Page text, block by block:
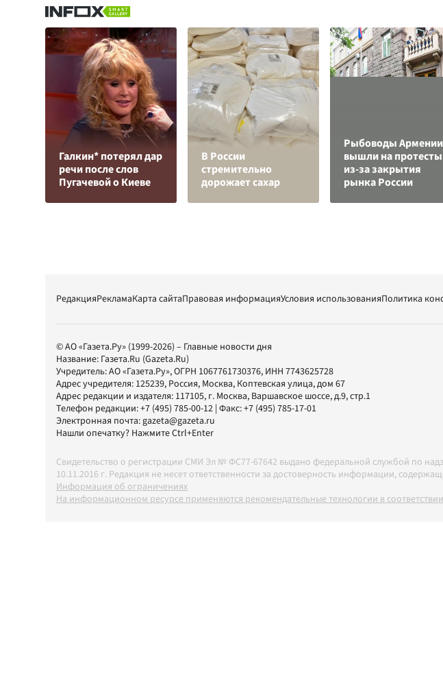
Галкин* потерял дар
речи после слов
Пугачевой о Киеве
В России
стремительно
дорожает сахар
Рыбоводы Армении
вышли на протесты
из-за закрытия
рынка России
РедакцияРекламаКарта сайтаПравовая информацияУсловия использованияПолитика
© АО «Газета.Ру» (1999-2026) – Главные новости дня
Название: Газета.Ru (Gazeta.Ru)
Учредитель:АО «Газета.Ру», ОГРН 1067761730376, ИНН 7743625728
Адрес учредителя: 125239, Россия, Москва, Коптевская улица, дом 67
Адрес редакции и издателя: 117105, г. Москва, Варшавское шоссе, д.9, стр.1
Телефон редакции:+7 (495) 785-00-12 | Факс:+7 (495) 785-17-01
Электронная почта:gazeta@gazeta.ru
Нашли опечатку? Нажмите Ctrl+Enter
Свидетельство о регистрации СМИ Эл № ФС77-67642 выдано федеральной службой по
10.11.2016 г. Редакция не несет ответственности за достоверность информации,
Информация об ограничениях
На информационном ресурсе применяются рекомендательные технологии в